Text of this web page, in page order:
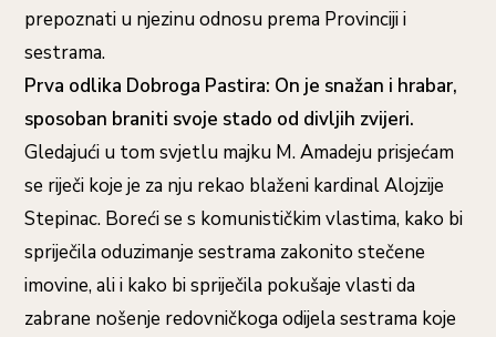
prepoznati u njezinu odnosu prema Provinciji i
sestrama.
Prva odlika Dobroga Pastira: On je snažan i hrabar,
sposoban braniti svoje stado od divljih zvijeri.
Gledajući u tom svjetlu majku M. Amadeju prisjećam
se riječi koje je za nju rekao blaženi kardinal Alojzije
Stepinac. Boreći se s komunističkim vlastima, kako bi
spriječila oduzimanje sestrama zakonito stečene
imovine, ali i kako bi spriječila pokušaje vlasti da
zabrane nošenje redovničkoga odijela sestrama koje